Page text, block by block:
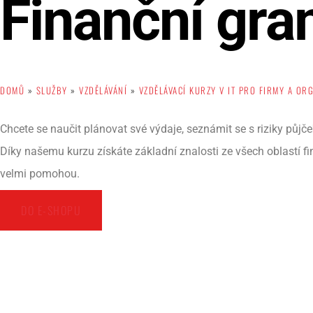
Finanční
DOMŮ » SLUŽBY » VZDĚLÁVÁNÍ » VZDĚLÁVACÍ KURZY V IT PRO FIRMY A
Chcete se naučit plánovat své výdaje, seznámit se s riziky
Díky našemu kurzu získáte základní znalosti ze všech oblastí
velmi pomohou.
DO E-SHOPU